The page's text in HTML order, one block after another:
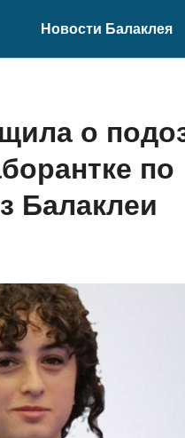
Новости Балаклея
о
по
Балаклеи